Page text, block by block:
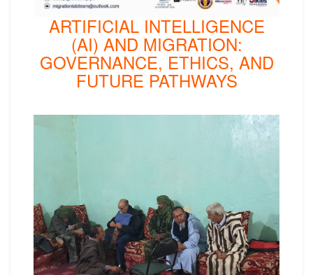
ARTIFICIAL INTELLIGENCE
(AI) AND MIGRATION:
GOVERNANCE, ETHICS, AND
FUTURE PATHWAYS